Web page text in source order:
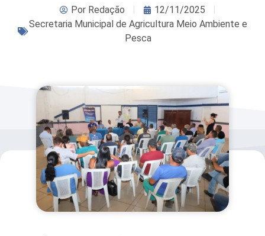
PorRedação
12/11/2025
Secretaria Municipal de Agricultura Meio Ambiente e
Pesca